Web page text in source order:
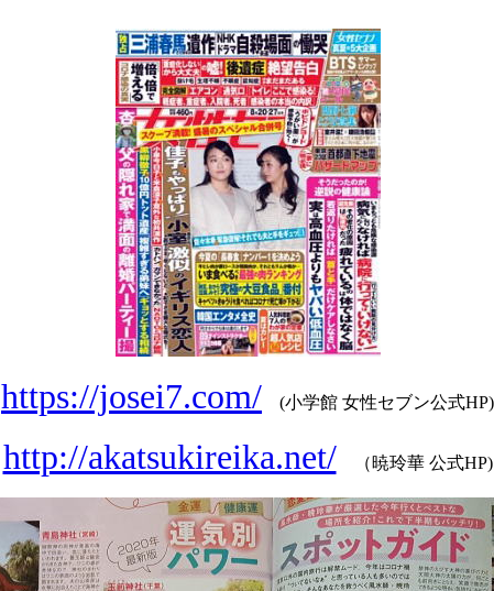
https://josei7.com/ (小学館 女性セブン公式HP)
http://akatsukireika.net/ （暁玲華 公式HP)